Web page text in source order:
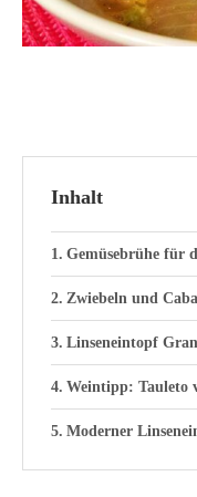
Inhalt
Gemüsebrühe für
Zwiebeln und
Linseneintopf
Weintipp: Tauleto
Moderner